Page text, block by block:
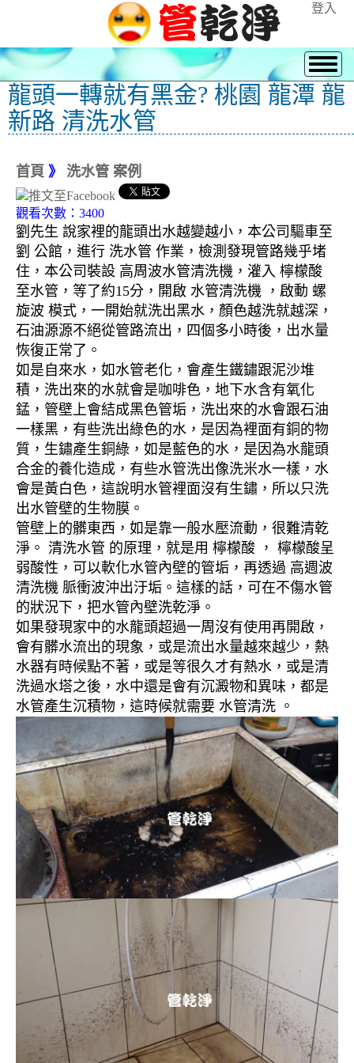
登入
龍頭一轉就有黑金? 桃園 龍潭 龍
新路 清洗水管
首頁 》 洗水管 案例
觀看次數：3400
劉先生 說家裡的龍頭出水越變越小，本公司驅車至
劉 公館，進行 洗水管 作業，檢測發現管路幾乎堵
住，本公司裝設 高周波水管清洗機，灌入 檸檬酸
至水管，等了約15分，開啟 水管清洗機 ，啟動 螺
旋波 模式，一開始就洗出黑水，顏色越洗就越深，
石油源源不絕從管路流出，四個多小時後，出水量
恢復正常了。
如是自來水，如水管老化，會產生鐵鏽跟泥沙堆
積，洗出來的水就會是咖啡色，地下水含有氧化
錳，管壁上會結成黑色管垢，洗出來的水會跟石油
一樣黑，有些洗出綠色的水，是因為裡面有銅的物
質，生鏽產生銅綠，如是藍色的水，是因為水龍頭
合金的養化造成，有些水管洗出像洗米水一樣，水
會是黃白色，這說明水管裡面沒有生鏽，所以只洗
出水管壁的生物膜。
管壁上的髒東西，如是靠一般水壓流動，很難清乾
淨。 清洗水管 的原理，就是用 檸檬酸 ， 檸檬酸呈
弱酸性，可以軟化水管內壁的管垢，再透過 高週波
清洗機 脈衝波沖出汙垢。這樣的話，可在不傷水管
的狀況下，把水管內壁洗乾淨。
如果發現家中的水龍頭超過一周沒有使用再開啟，
會有髒水流出的現象，或是流出水量越來越少，熱
水器有時候點不著，或是等很久才有熱水，或是清
洗過水塔之後，水中還是會有沉澱物和異味，都是
水管產生沉積物，這時候就需要 水管清洗 。